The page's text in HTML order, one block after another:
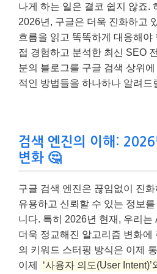
나게 하는 일은 결코 쉽지 않죠.
2026년, 구글은 더욱 진화하고
흐름을 읽고 똑똑하게 대응해야
접 경험하고 분석한 최신 SEO
분의 블로그를 구글 검색 상위
적인 방법들을 하나하나 알려드
검색 엔진의 이해:
변화 🤔
구글 검색 엔진은 끊임없이 진
유용하고 신뢰할 수 있는 정보
니다. 특히 2026년 현재, 우리는
더욱 정교해진 알고리즘 변화에
의 키워드 스터핑 방식은 이제
이제
‘사용자 의도(User Intent)’